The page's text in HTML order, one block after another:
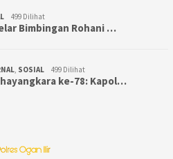
499 Dilihat
Bimbingan Rohani …
, SOSIAL 499 Dilihat
ke-78: Kapol…